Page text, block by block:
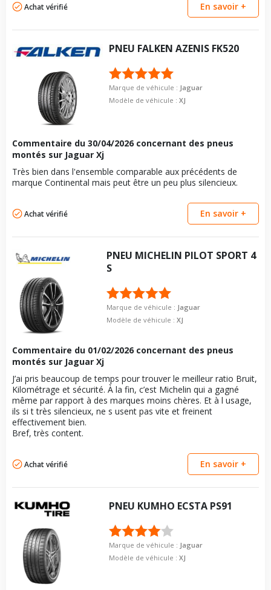
Achat vérifié En savoir +
PNEU FALKEN AZENIS FK520
Marque de véhicule : Jaguar
Modèle de véhicule : XJ
Commentaire du 30/04/2026 concernant des pneus
montés sur Jaguar Xj
Très bien dans l'ensemble comparable aux précédents de
marque Continental mais peut être un peu plus silencieux.
Achat vérifié En savoir +
PNEU MICHELIN PILOT SPORT 4
S
Marque de véhicule : Jaguar
Modèle de véhicule : XJ
Commentaire du 01/02/2026 concernant des pneus
montés sur Jaguar Xj
J’ai pris beaucoup de temps pour trouver le meilleur ratio Bruit,
Kilométrage et sécurité. À la fin, c’est Michelin qui a gagné
même par rapport à des marques moins chères. Et à l usage,
ils si t très silencieux, ne s usent pas vite et freinent
effectivement bien.
Bref, très content.
Achat vérifié En savoir +
PNEU KUMHO ECSTA PS91
Marque de véhicule : Jaguar
Modèle de véhicule : XJ